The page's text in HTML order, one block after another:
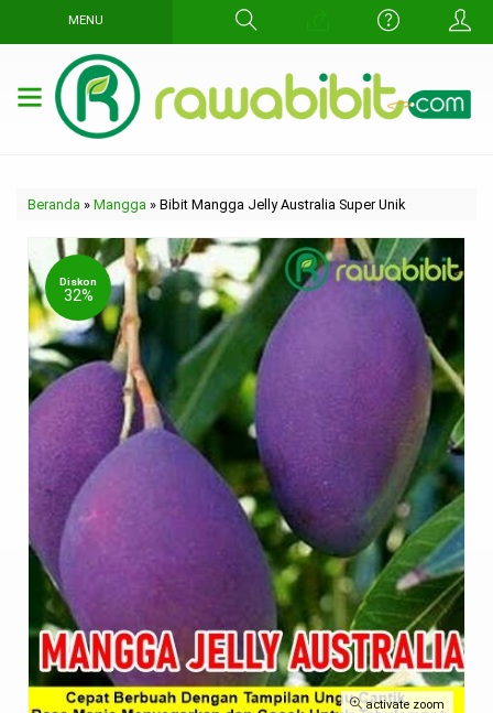
MENU
Beranda » Mangga » Bibit Mangga Jelly Australia Super Unik
activate zoom
Diskon
32%